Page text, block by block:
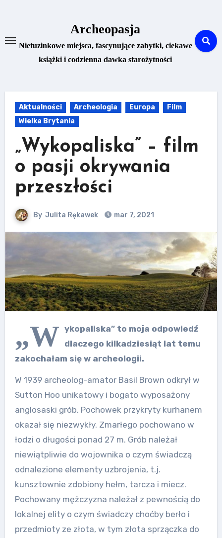
Archeopasja
Nietuzinkowe miejsca, fascynujące zabytki, ciekawe
książki i codzienna dawka starożytności
Aktualności Archeologia Europa
Film
Wielka Brytania
„Wykopaliska” – film
o pasji okrywania
przeszłości
By Julita Rękawek mar 7, 2021
„W ykopaliska” to moja odpowiedź
dlaczego kilkadziesiąt lat temu
zakochałam się w archeologii.
W 1939 archeolog-amator Basil Brown odkrył w
Sutton Hoo unikatowy i bogato wyposażony
anglosaski grób. Pochowek przykryty kurhanem
okazał się niezwykły. Zmarłego pochowano w
łodzi o długości ponad 27 m. Grób należał
niewiątpliwie do wojownika o czym świadczą
odnalezione elementy uzbrojenia, t.j.
kunsztownie zdobiony hełm, tarcza i miecz.
Pochowany mężczyzna należał z pewnością do
lokalnej elity o czym świadczy choćby berło i
przedmioty ze złota, w tym złota sprzączka do